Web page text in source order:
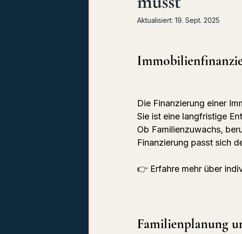
Aktualisiert: 19. Sept. 2025
Die Finanzierung einer
Sie ist eine langfristige
Ob Familienzuwachs,
Finanzierung passt sich
👉 Erfahre mehr über
Familienplanung